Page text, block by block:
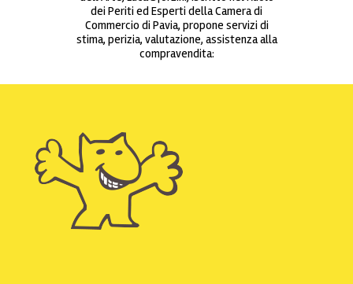
dei Periti ed Esperti della Camera di
Commercio di Pavia, propone servizi di
stima, perizia, valutazione, assistenza alla
compravendita: